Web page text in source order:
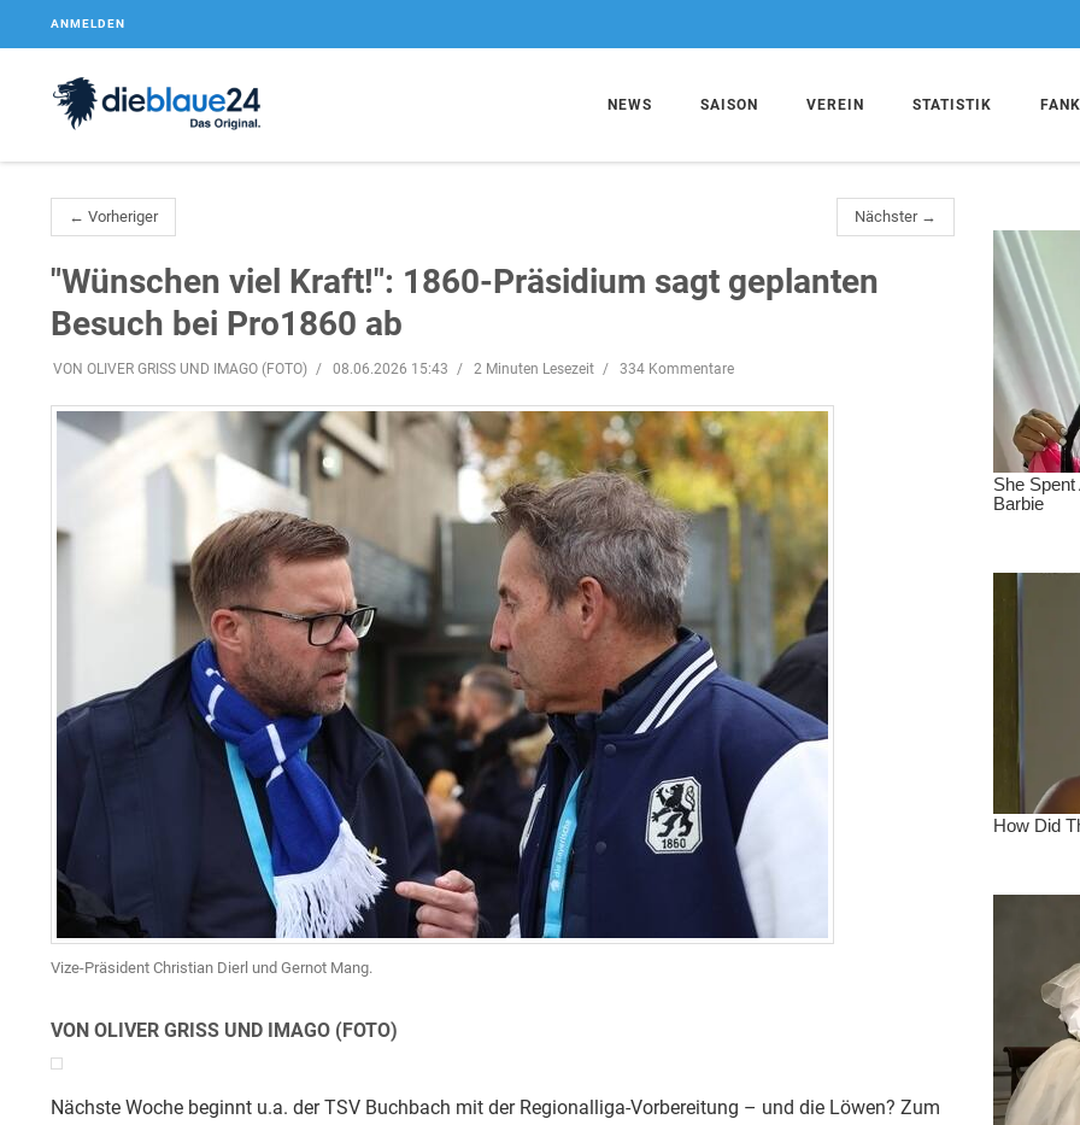
ANMELDEN
NEWS SAISON VEREIN STATISTIK
← Vorheriger Nächster →
"Wünschen viel Kraft!": 1860-Präsidium sagt geplanten
Besuch bei Pro1860 ab
VON OLIVER GRISS UND IMAGO (FOTO) 08.06.2026 15:43 2 Minuten Lesezeit 334 Kommentare
Vize-Präsident Christian Dierl und Gernot Mang.
VON OLIVER GRISS UND IMAGO (FOTO)
Nächste Woche beginnt u.a. der TSV Buchbach mit der Regionalliga-Vorbereitung – und die Löwen? Zum